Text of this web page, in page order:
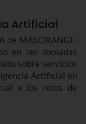
Artificial
de MASORANGE,
en las Jornadas
sobre servicios
Artificial en
a los retos de